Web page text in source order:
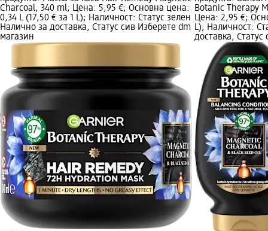
Charcoal, 340 ml; Цена: 5,95 €; Основна цена:
0,34 L (17,50 € за 1 L); Наличност: Статус зелен
Налично за доставка, Статус сив Изберете dm
магазин
Botanic Therapy
Цена: 2,95 €;
L); Наличност:
доставка,